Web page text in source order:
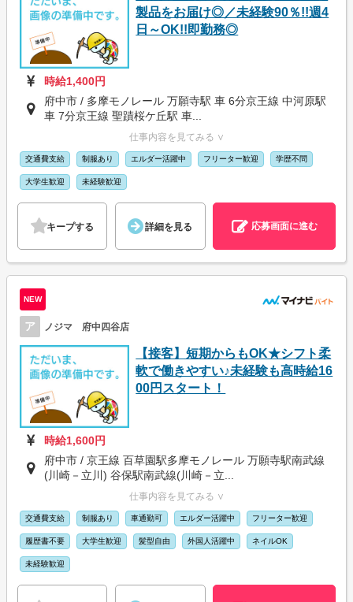
製品をお届け◎／未経験90％!!週4
日～OK!!即勤務◎
時給1,400円
府中市 / 多摩モノレール 万願寺駅 車 6分京王線 中河原駅
車 7分京王線 聖蹟桜ケ丘駅 車...
仕事内容を見てみる ∨
交通費支給 制服あり エルダー活躍中 フリーター歓迎 学歴不問
大学生歓迎 未経験歓迎
キープする 詳細を見る 応募画面に進む
NEW
ア ノジマ 府中四谷店
【接客】短期からもOK★シフト柔
軟で働きやすい♪未経験も高時給16
00円スタート！
時給1,600円
府中市 / 京王線 百草園駅多摩モノレール 万願寺駅南武線
(川崎－立川) 谷保駅南武線(川崎－立...
仕事内容を見てみる ∨
交通費支給 制服あり 車通勤可 エルダー活躍中 フリーター歓迎
履歴書不要 大学生歓迎 髪型自由 外国人活躍中 ネイルOK
未経験歓迎